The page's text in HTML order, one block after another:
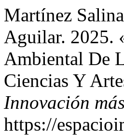
Martínez
Aguilar. 2025.
Ambiental De
Ciencias Y
Innovación
https://